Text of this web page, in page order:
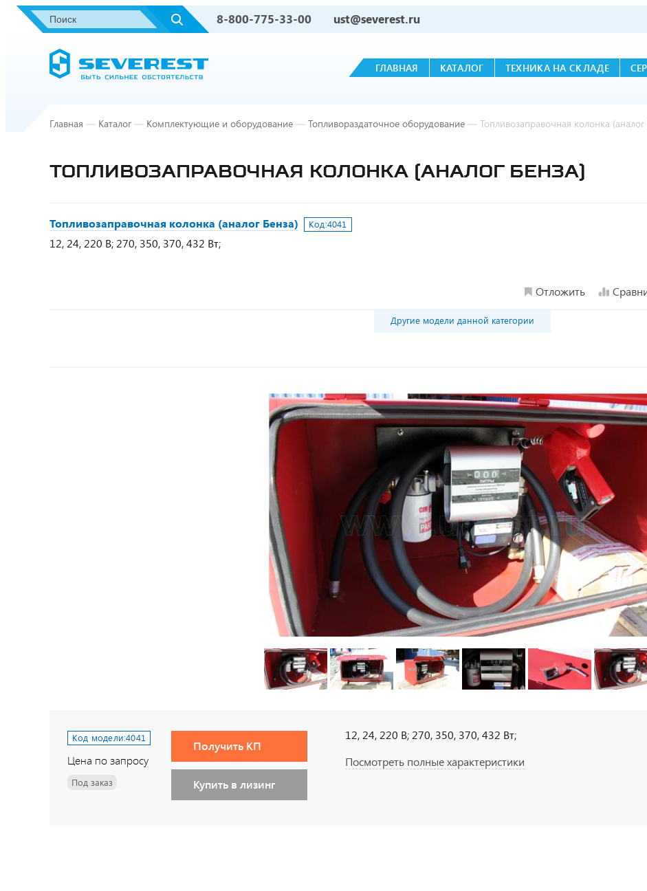
8-800-775-33-00 ust@severest.ru
ГЛАВНАЯ КАТАЛОГ ТЕХНИКА НА СКЛАДЕ
Главная — Каталог — Комплектующие и оборудование — Топливораздаточное оборудование — Топливозаправочная колонка (аналог
ТОПЛИВОЗАПРАВОЧНАЯ КОЛОНКА (АНАЛОГ БЕНЗА)
Топливозаправочная колонка (аналог Бенза) Код:4041
12, 24, 220 В; 270, 350, 370, 432 Вт;
Отложить
Другие модели данной категории
Код модели:4041
Цена по запросу
Под заказ
Получить КП
Купить в лизинг
12, 24, 220 В; 270, 350, 370, 432 Вт;
Посмотреть полные характеристики